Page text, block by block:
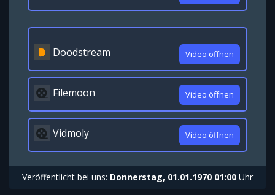
Doodstream Video öffnen
Filemoon Video öffnen
Vidmoly Video öffnen
Veröffentlicht bei uns: Donnerstag, 01.01.1970 01:00 Uhr